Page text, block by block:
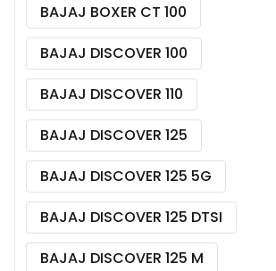
BAJAJ BOXER CT 100
BAJAJ DISCOVER 100
BAJAJ DISCOVER 110
BAJAJ DISCOVER 125
BAJAJ DISCOVER 125 5G
BAJAJ DISCOVER 125 DTSI
BAJAJ DISCOVER 125 M